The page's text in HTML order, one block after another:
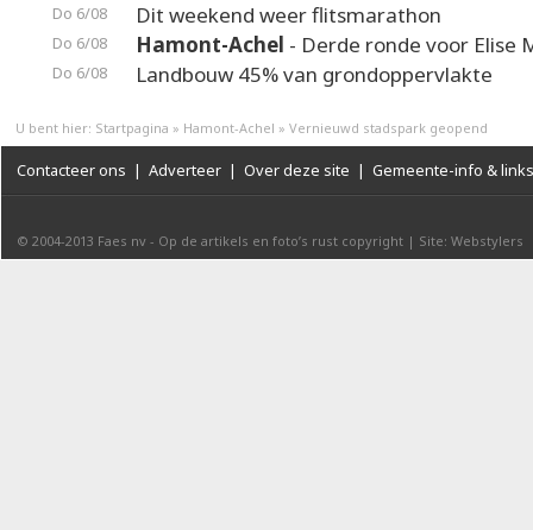
Do 6/08 Dit weekend weer flitsmarathon
Do 6/08 Hamont-Achel - Derde ronde voor Elise
Do 6/08 Landbouw 45% van grondoppervlakte
U bent hier: Startpagina » Hamont-Achel » Vernieuwd stadspark geopend
Contacteer ons | Adverteer | Over deze site | Gemeente-info & links
© 2004-2013 Faes nv - Op de artikels en foto’s rust copyright | Site: Webstylers